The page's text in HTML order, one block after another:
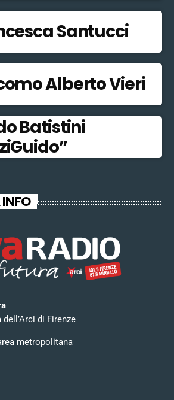
Santucci
Alberto Vieri
Batistini
di Firenze
metropolitana